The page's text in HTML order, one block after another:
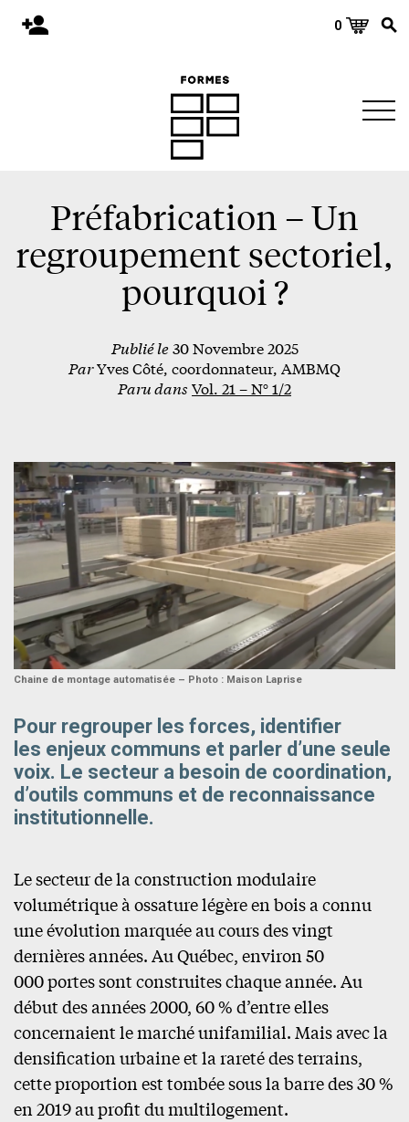
0
Matériaux
Environnement
Événements et conférences
Nous joindre
Préfabrication – Un
regroupement sectoriel,
pourquoi ?
Publié le30 Novembre 2025
ParYves Côté, coordonnateur, AMBMQ
Paru dans Vol. 21 – N° 1/2
Chaine de montage automatisée – Photo : Maison Laprise
Pour regrouper les forces, identifier
les enjeux communs et parler d’une seule
voix. Le secteur a besoin de coordination,
d’outils communs et de reconnaissance
institutionnelle.
Le secteur de la construction modulaire
volumétrique à ossature légère en bois a connu
une évolution marquée au cours des vingt
dernières années. Au Québec, environ 50
000 portes sont construites chaque année. Au
début des années 2000, 60 % d’entre elles
concernaient le marché unifamilial. Mais avec la
densification urbaine et la rareté des terrains,
cette proportion est tombée sous la barre des 30 %
en 2019 au profit du multilogement.